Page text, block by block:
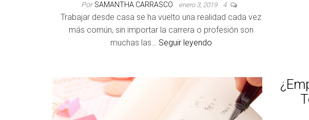
Por SAMANTHA CARRASCO enero 3, 2019 4
Trabajar desde casa se ha vuelto una realidad cada vez
más común, sin importar la carrera o profesión son
muchas las… Seguir leyendo